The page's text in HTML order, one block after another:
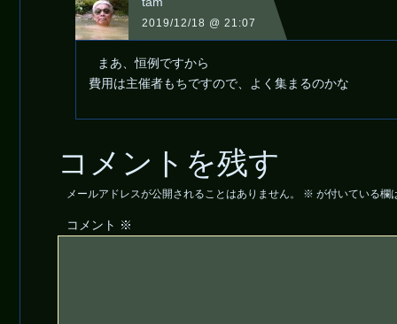
2019/12/18 @ 21:07
まあ、恒例ですから
費用は主催者もちですので、よく集まるのかな
コメントを残す
メールアドレスが公開されることはありません。 ※ が付いている欄
コメント ※